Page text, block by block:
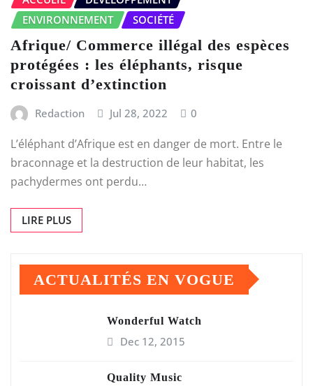
ENVIRONNEMENT
SOCIÉTÉ
Afrique/ Commerce illégal des espèces
protégées : les éléphants, risque
croissant d’extinction
Redaction Jul 28, 2022 0
L’éléphant d’Afrique est en danger de mort. Entre le
braconnage et la destruction de leur habitat, les
pachydermes ont perdu…
LIRE PLUS
ACTUALITÉS EN VOGUE
Wonderful Watch
Dec 12, 2015
Quality Music